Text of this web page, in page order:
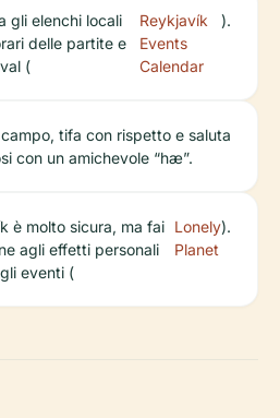
gli elenchi locali
delle partite e
(
Reykjavík
Events
Calendar
).
tifa con rispetto e saluta
con un amichevole “hæ”.
è molto sicura, ma fai
agli effetti personali
eventi (
Lonely
Planet
).